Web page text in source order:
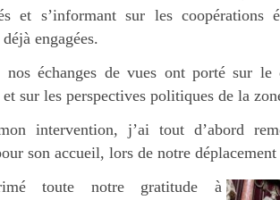
et s’informant sur les coopérations
engagées.
nos échanges de vues ont porté sur le
sur les perspectives politiques de la
intervention, j’ai tout d’abord
son accueil, lors de notre
toute notre gratitude à